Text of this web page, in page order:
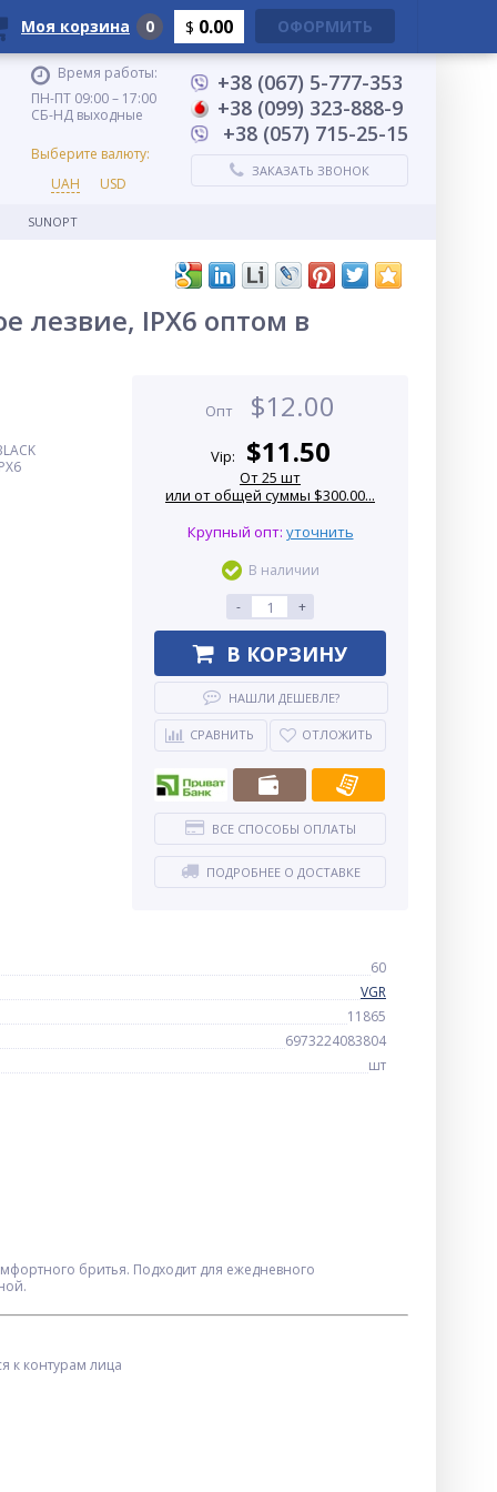
Время работы:
ПН-ПТ 09:00 – 17:00
СБ-НД выходные
Выберите валюту:
UAH
USD
+38 (067) 5-777-353
+38 (099) 323-888-9
+38 (057) 715-25-15
ЗАКАЗАТЬ ЗВОНОК
SUNOPT
лезвие, IPX6 оптом в
Опт $12.00
Vip: $11.50
От 25 шт
или от общей суммы $300.00...
Крупный опт: уточнить
В наличии
-
+
В КОРЗИНУ
НАШЛИ ДЕШЕВЛЕ?
СРАВНИТЬ ОТЛОЖИТЬ
ВСЕ СПОСОБЫ ОПЛАТЫ
ПОДРОБНЕЕ О ДОСТАВКЕ
60
VGR
11865
6973224083804
шт
бритья. Подходит для ежедневного
к контурам лица
Моя корзина 0 $ 0.00 ОФОРМИТЬ